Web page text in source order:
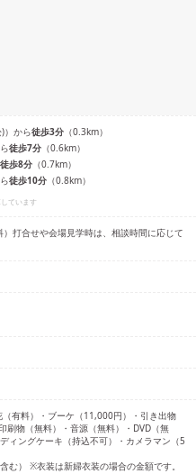
） から徒歩3分 （0.3km）
徒歩7分 （0.6km）
徒歩8分 （0.7km）
徒歩10分 （0.8km）
ています
打合せや会場見学時は、相談時間に応じて
有料）・ブーケ（11,000円）・引き出物
刷物（無料）・音源（無料）・DVD（無
ィングケーキ（持込不可）・カメラマン（5
む） ※衣装は新婦衣装の場合の金額です。